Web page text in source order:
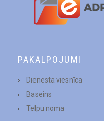
PAKALPOJUMI
Dienesta viesnīca
Baseins
Telpu noma